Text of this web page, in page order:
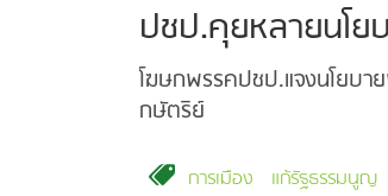
ปชป.คุยหลายนโย
โฆษกพรรคปชป.แจงนโยบา
กษัตริย์
การเมือง แก้รัฐธรรมนูญ